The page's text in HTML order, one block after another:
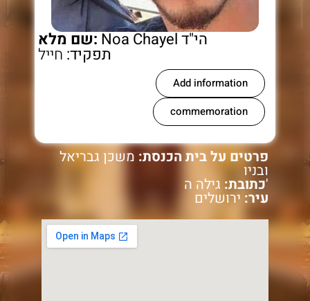
שם מלא: Noa Chayel הי"ד
תפקיד: חייל
Add information
commemoration
פרטים על בית הכנסת: משכן גבריאל
ובניו
כתובת:גילה ה'
עיר: ירושלים